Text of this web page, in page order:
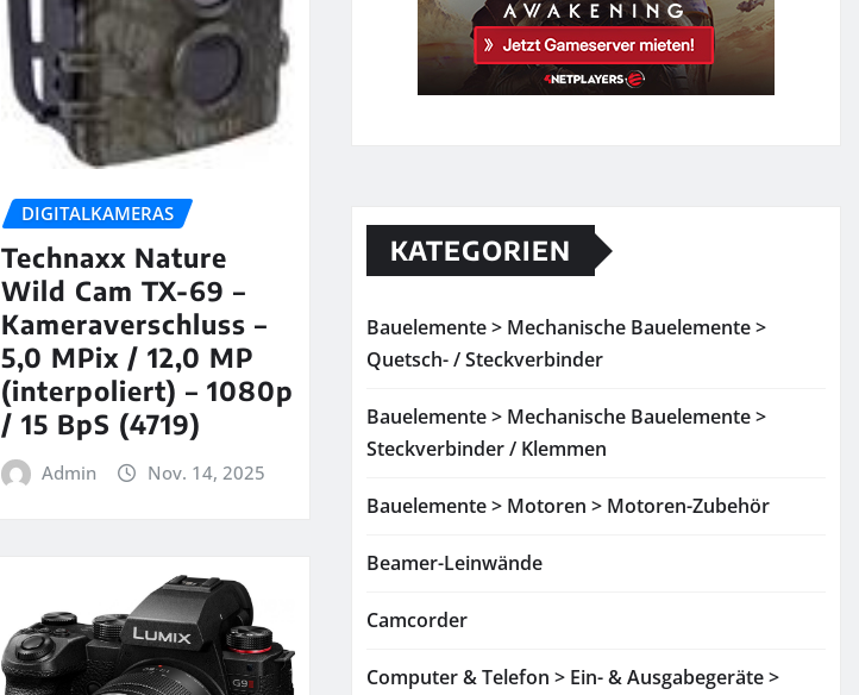
DIGITALKAMERAS
Technaxx Nature
Wild Cam TX-69 –
Kameraverschluss –
5,0 MPix / 12,0 MP
(interpoliert) – 1080p
/ 15 BpS (4719)
Admin Nov. 14, 2025
KATEGORIEN
Bauelemente > Mechanische Bauelemente >
Quetsch- / Steckverbinder
Bauelemente > Mechanische Bauelemente >
Steckverbinder / Klemmen
Bauelemente > Motoren > Motoren-Zubehör
Beamer-Leinwände
Camcorder
Computer & Telefon > Ein- & Ausgabegeräte >